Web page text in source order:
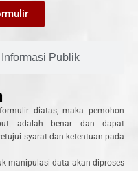
Publik
diatas, maka pemohon
adalah benar dan dapat
syarat dan ketentuan pada
manipulasi data akan diproses